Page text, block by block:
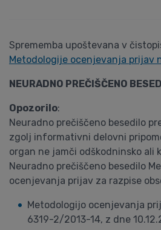
Sprememba upoštevana v
Metodologije ocenjevanja prijav
NEURADNO PREČIŠČENO
Opozorilo:
Neuradno prečiščeno besedilo
zgolj informativni delovni
organ ne jamči odškodninsko ali
Neuradno prečiščeno besedilo
ocenjevanja prijav za razpise
Metodologijo ocenjevanja
6319-2/2013-14, z dne